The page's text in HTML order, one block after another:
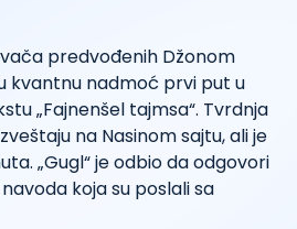
predvođenih Džonom
kvantnu nadmoć prvi put u
„Fajnenšel tajmsa“. Tvrdnja
na Nasinom sajtu, ali je
„Gugl“ je odbio da odgovori
koja su poslali sa